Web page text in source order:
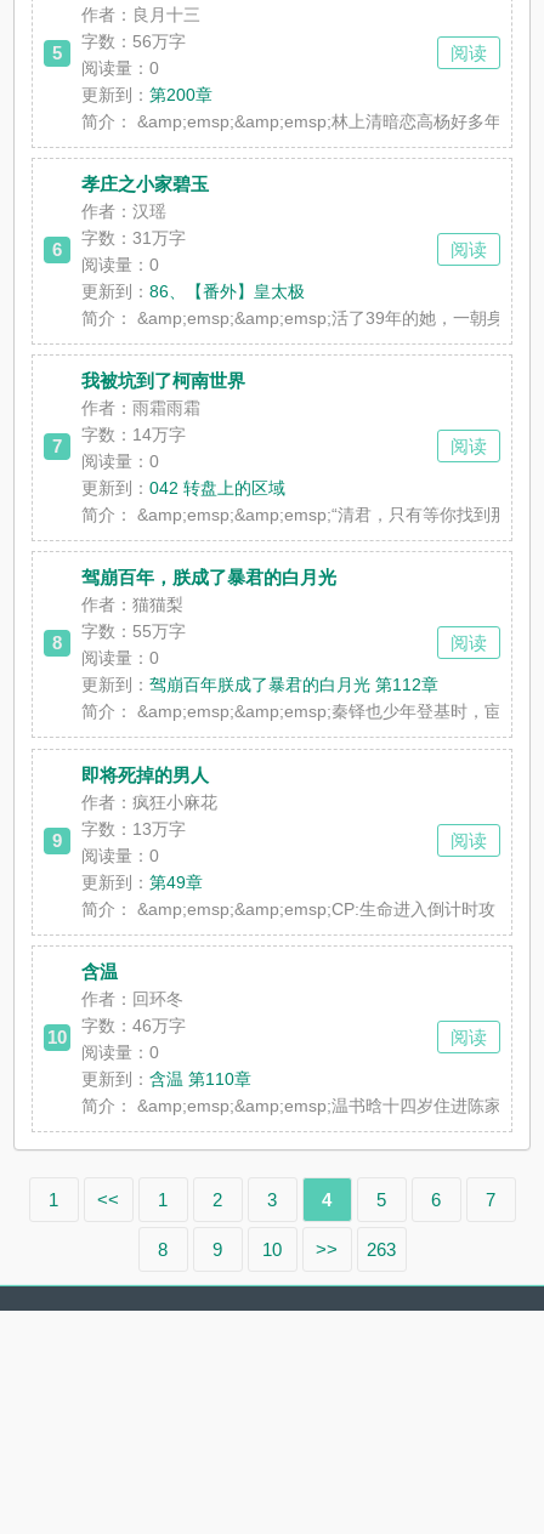
5
作者：良月十三
字数：56万字
阅读量：0
更新到：第200章
简介：
&amp;emsp;&amp;emsp;林上清暗恋高杨好多年。
阅读
6
孝庄之小家碧玉
作者：汉瑶
字数：31万字
阅读量：0
更新到：86、【番外】皇太极
简介：
&amp;emsp;&amp;emsp;活了39年的她，一朝身死
阅读
7
我被坑到了柯南世界
作者：雨霜雨霜
字数：14万字
阅读量：0
更新到：042 转盘上的区域
简介：
&amp;emsp;&amp;emsp;“清君，只有等你找到那本
阅读
8
驾崩百年，朕成了暴君的白月光
作者：猫猫梨
字数：55万字
阅读量：0
更新到：驾崩百年朕成了暴君的白月光 第112章
简介：
&amp;emsp;&amp;emsp;秦铎也少年登基时，宦官
阅读
9
即将死掉的男人
作者：疯狂小麻花
字数：13万字
阅读量：0
更新到：第49章
简介：
&amp;emsp;&amp;emsp;CP:生命进入倒计时攻（颜
阅读
10
含温
作者：回环冬
字数：46万字
阅读量：0
更新到：含温 第110章
简介：
&amp;emsp;&amp;emsp;温书晗十四岁住进陈家，
阅读
1 << 1 2 3 4 5 6 7
8 9 10 >> 263